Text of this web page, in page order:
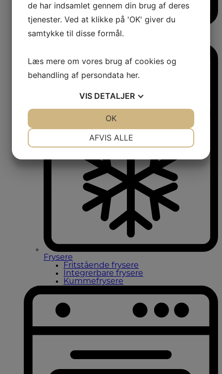
Vinkøleskabe
Frysere
Fritstående frysere
Integrerbare frysere
Kummefrysere
de har indsamlet gennem din brug af deres
tjenester. Ved at klikke på 'OK' giver du
samtykke til disse formål.
Læs mere om vores brug af cookies og
behandling af persondata her.
VIS DETALJER
STATISTIK
AFVIS ALLE
OK